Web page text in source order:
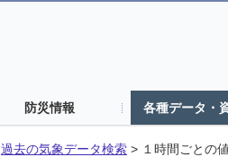
防災情報 各種データ・
過去の気象データ検索 > １時間ごとの